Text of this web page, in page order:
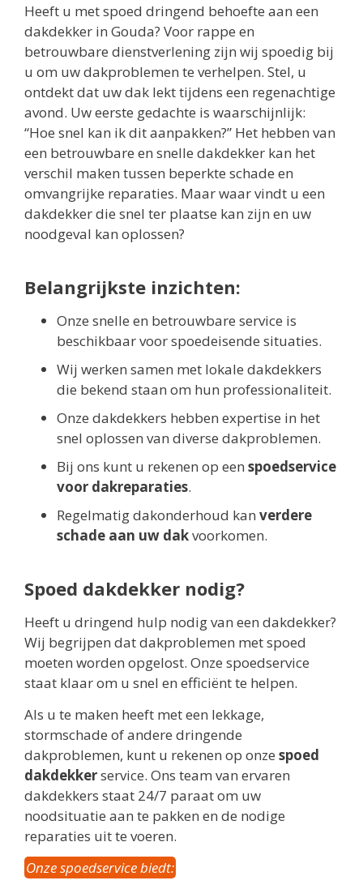
Heeft u met spoed dringend behoefte aan een
dakdekker in Gouda? Voor rappe en
betrouwbare dienstverlening zijn wij spoedig bij
u om uw dakproblemen te verhelpen. Stel, u
ontdekt dat uw dak lekt tijdens een regenachtige
avond. Uw eerste gedachte is waarschijnlijk:
“Hoe snel kan ik dit aanpakken?” Het hebben van
een betrouwbare en snelle dakdekker kan het
verschil maken tussen beperkte schade en
omvangrijke reparaties. Maar waar vindt u een
dakdekker die snel ter plaatse kan zijn en uw
noodgeval kan oplossen?
Belangrijkste inzichten:
Onze snelle en betrouwbare service is
beschikbaar voor spoedeisende situaties.
Wij werken samen met lokale dakdekkers
die bekend staan om hun professionaliteit.
Onze dakdekkers hebben expertise in het
snel oplossen van diverse dakproblemen.
Bij ons kunt u rekenen op een spoedservice
voor dakreparaties.
Regelmatig dakonderhoud kan verdere
schade aan uw dakvoorkomen.
Spoed dakdekker nodig?
Heeft u dringend hulp nodig van een dakdekker?
Wij begrijpen dat dakproblemen met spoed
moeten worden opgelost. Onze spoedservice
staat klaar om u snel en efficiënt te helpen.
Als u te maken heeft met een lekkage,
stormschade of andere dringende
dakproblemen, kunt u rekenen op onze spoed
dakdekkerservice. Ons team van ervaren
dakdekkers staat 24/7 paraat om uw
noodsituatie aan te pakken en de nodige
reparaties uit te voeren.
Onze spoedservice biedt: